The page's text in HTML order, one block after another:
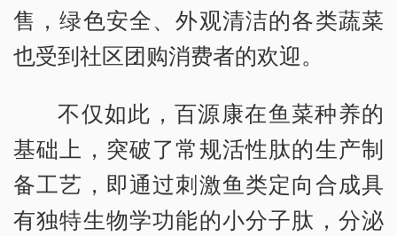
售，绿色安全、外观清洁的各类蔬菜
也受到社区团购消费者的欢迎。
不仅如此，百源康在鱼菜种养的
基础上，突破了常规活性肽的生产制
备工艺，即通过刺激鱼类定向合成具
有独特生物学功能的小分子肽，分泌